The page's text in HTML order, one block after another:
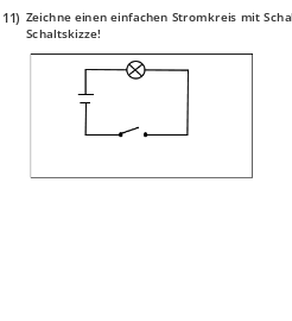
11) Zeichne einen einfachen Stromkreis mit
Schaltskizze!